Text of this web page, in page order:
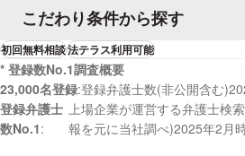
こだわり条件から探す
初回無料相談法テラス利用可能
* 登録数No.1調査概要
23,000名登録 登録弁護士数(非公開含む
登録弁護士
数No.1
上場企業が運営する弁護士検
報を元に当社調べ)2025年2月